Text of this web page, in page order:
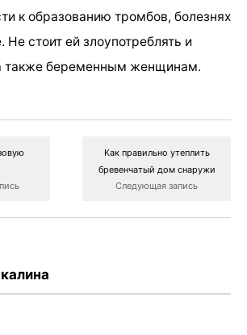
к образованию тромбов, болезнях
Не стоит ей злоупотреблять и
также беременным женщинам.
Как правильно утеплить
бревенчатый дом снаружи
Следующая запись